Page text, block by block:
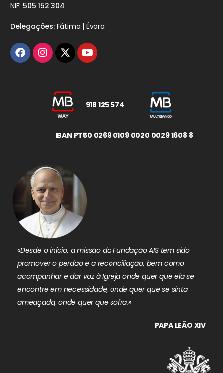
NIF: 505 152 304
Delegações:Fátima | Évora
918 125 574
IBAN PT50 0269 0109 0020 0029 1608 8
«Desde o início, a missão da Fundação AIS tem sido
promover o perdão e a reconciliação, bem como
acompanhar e dar voz à Igreja onde quer que ela se
encontre em necessidade, onde quer que se sinta
ameaçada, onde quer que sofra.»
PAPA LEÃO XIV